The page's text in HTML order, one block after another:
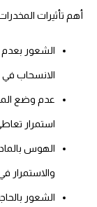
أهم تأثيرات
الشعور
الانسحاب في
عدم وضع
استمرار
الهوس
والاستمرار
الشعور